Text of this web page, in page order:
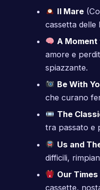
Il Mare
cassetta delle
A Moment
amore e
spiazzante.
Be With
che curano
The
tra passato e
Us and
difficili,
Our Times
cassette,